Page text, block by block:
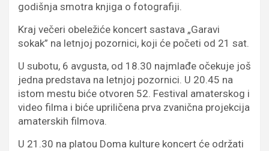
godišnja smotra knjiga o fotografiji.
Kraj večeri obeležiće koncert sastava „Garavi
sokak” na letnjoj pozornici, koji će početi od 21 sat.
U subotu, 6 avgusta, od 18.30 najmlađe očekuje još
jedna predstava na letnjoj pozornici. U 20.45 na
istom mestu biće otvoren 52. Festival amaterskog i
video filma i biće upriličena prva zvanična projekcija
amaterskih filmova.
U 21.30 na platou Doma kulture koncert će održati